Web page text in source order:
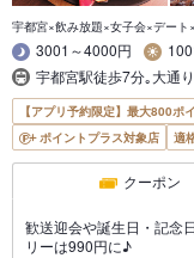
宇都宮×飲み放題×女子会×デート
3001～4000円
宇都宮駅徒歩7分｡大通
【アプリ予約限定】最大800ポ
ポイントプラス対象店
適
クーポン
歓送迎会や誕生日・記念
リーは990円に♪